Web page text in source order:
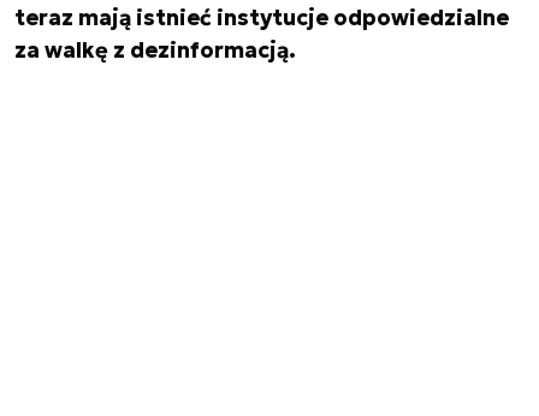
teraz mają istnieć instytucje odpowiedzialne
za walkę z dezinformacją.